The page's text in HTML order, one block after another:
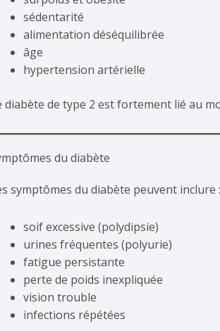
sédentarité
alimentation déséquilibrée
âge
hypertension artérielle
diabète de type 2 est fortement lié au
du diabète
symptômes du diabète peuvent inclure :
soif excessive (polydipsie)
urines fréquentes (polyurie)
fatigue persistante
perte de poids inexpliquée
vision trouble
infections répétées